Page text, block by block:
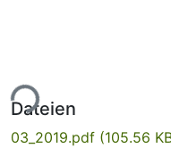
Dateien
03_2019.pdf (105.56